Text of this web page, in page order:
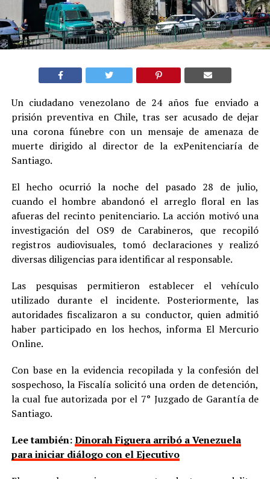
Un ciudadano venezolano de 24 años fue enviado a
prisión preventiva en Chile, tras ser acusado de dejar
una corona fúnebre con un mensaje de amenaza de
muerte dirigido al director de la exPenitenciaría de
Santiago.
El hecho ocurrió la noche del pasado 28 de julio,
cuando el hombre abandonó el arreglo floral en las
afueras del recinto penitenciario. La acción motivó una
investigación del OS9 de Carabineros, que recopiló
registros audiovisuales, tomó declaraciones y realizó
diversas diligencias para identificar al responsable.
Las pesquisas permitieron establecer el vehículo
utilizado durante el incidente. Posteriormente, las
autoridades fiscalizaron a su conductor, quien admitió
haber participado en los hechos, informa El Mercurio
Online.
Con base en la evidencia recopilada y la confesión del
sospechoso, la Fiscalía solicitó una orden de detención,
la cual fue autorizada por el 7° Juzgado de Garantía de
Santiago.
Lee también:Dinorah Figuera arribó a Venezuela
para iniciar diálogo con el Ejecutivo